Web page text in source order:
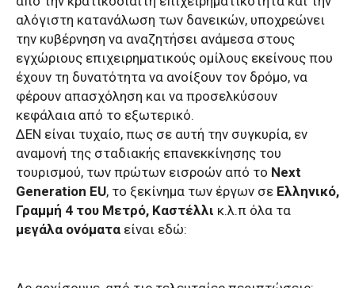
αλόγιστη κατανάλωση των δανεικών, υποχρεώνει
την κυβέρνηση να αναζητήσει ανάμεσα στους
εγχώριους επιχειρηματικούς ομίλους εκείνους που
έχουν τη δυνατότητα να ανοίξουν τον δρόμο, να
φέρουν απασχόληση και να προσελκύσουν
κεφάλαια από το εξωτερικό.
ΔΕΝ είναι τυχαίο, πως σε αυτή την συγκυρία, εν
αναμονή της σταδιακής επανεκκίνησης του
τουρισμού, των πρώτων εισροών από το Next
Generation EU, το ξεκίνημα των έργων σε Ελληνικό,
Γραμμή 4 του Μετρό, Καστέλλι κ.λ.π όλα τα
μεγάλα ονόματα είναι εδώ: